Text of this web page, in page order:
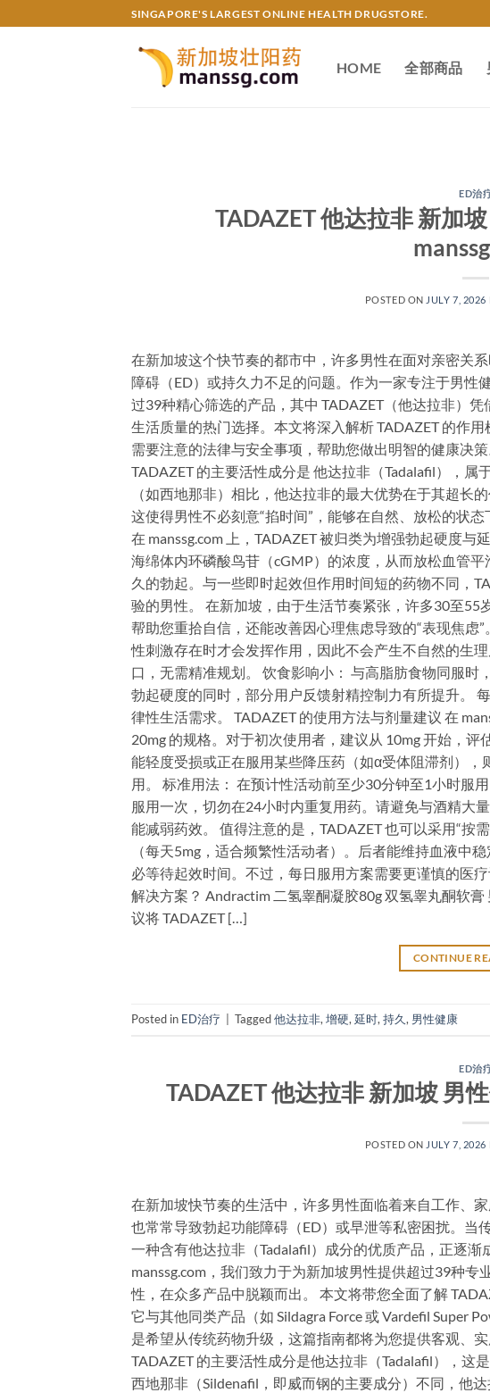
to
SINGAPORE'S LARGEST ONLINE HEALTH DRUGSTORE.
HOME 全部商品
ED治
TADAZET 他达拉非 新加
POSTED ON JULY 7, 2026
在新加坡这个快节奏的都市中，许多男性在面对亲密关
障碍（ED）或持久力不足的问题。作为一家专注于男性
过39种精心筛选的产品，其中 TADAZET（他达拉非）
生活质量的热门选择。本文将深入解析 TADAZET 的作
需要注意的法律与安全事项，帮助您做出明智的健康决
TADAZET 的主要活性成分是 他达拉非（Tadalafil），
（如西地那非）相比，他达拉非的最大优势在于其超长
这使得男性不必刻意“掐时间”，能够在自然、放松的状态
在 manssg.com 上，TADAZET 被归类为增强勃起硬度
海绵体内环磷酸鸟苷（cGMP）的浓度，从而放松血管
久的勃起。与一些即时起效但作用时间短的药物不同，
验的男性。 在新加坡，由于生活节奏紧张，许多30至55
帮助您重拾自信，还能改善因心理焦虑导致的“表现焦虑
性刺激存在时才会发挥作用，因此不会产生不自然的生
口，无需精准规划。 饮食影响小： 与高脂肪食物同服
勃起硬度的同时，部分用户反馈射精控制力有所提升。
律性生活需求。 TADAZET 的使用方法与剂量建议 在
20mg 的规格。对于初次使用者，建议从 10mg 开始，
能轻度受损或正在服用某些降压药（如α受体阻滞剂）
用。 标准用法： 在预计性活动前至少30分钟至1小时服
服用一次，切勿在24小时内重复用药。请避免与酒精大
能减弱药效。 值得注意的是，TADAZET 也可以采用“按
（每天5mg，适合频繁性活动者）。后者能维持血液中
必等待起效时间。不过，每日服用方案需要更谨慎的医
解决方案？ Andractim 二氢睾酮凝胶80g 双氢睾丸酮软
议将 TADAZET […]
CONTINUE
Posted in ED治疗 Tagged他达拉非, 增硬, 延时, 持久, 男性健康
ED治
TADAZET 他达拉非 新加坡 男
POSTED ON JULY 7, 2026
在新加坡快节奏的生活中，许多男性面临着来自工作、
也常常导致勃起功能障碍（ED）或早泄等私密困扰。当
一种含有他达拉非（Tadalafil）成分的优质产品，正逐
manssg.com，我们致力于为新加坡男性提供超过39种
性，在众多产品中脱颖而出。 本文将带您全面了解
它与其他同类产品（如 Sildagra Force 或 Vardefil Super
是希望从传统药物升级，这篇指南都将为您提供客观、
TADAZET 的主要活性成分是他达拉非（Tadalafil），这
西地那非（Sildenafil，即威而钢的主要成分）不同，他